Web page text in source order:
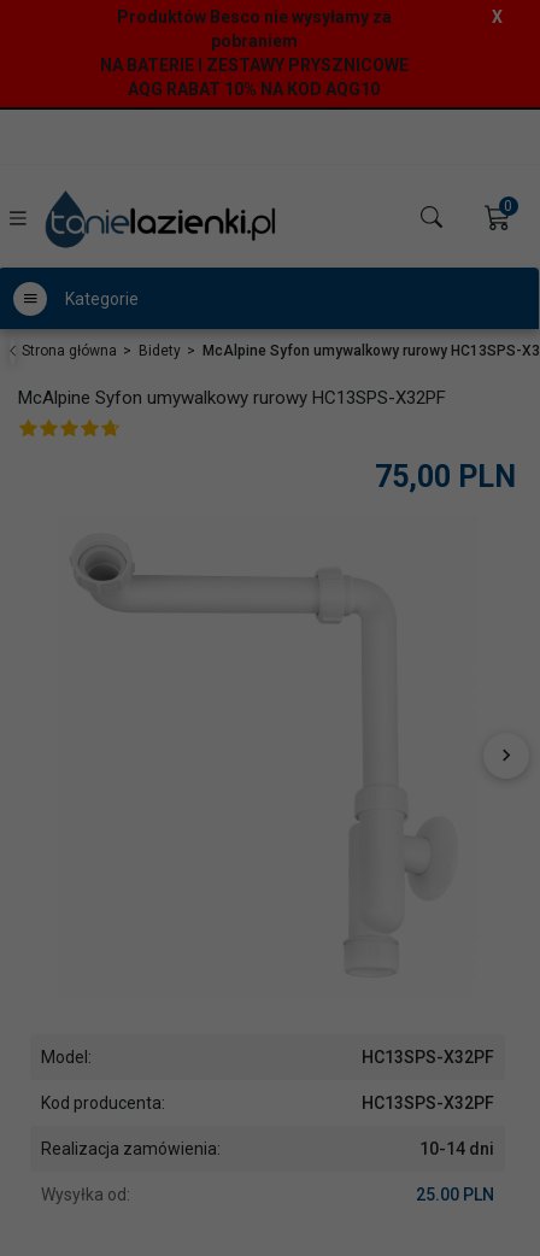
Produktów Besco nie wysyłamy za
pobraniem
NA BATERIE I ZESTAWY PRYSZNICOWE
AQG RABAT 10% NA KOD AQG10
X
0
Kategorie
Strona główna Bidety McAlpine Syfon umywalkowy rurowy HC13SPS-
McAlpine Syfon umywalkowy rurowy HC13SPS-X32PF
75,00 PLN
Model: HC13SPS-X32PF
Kod producenta: HC13SPS-X32PF
Realizacja zamówienia: 10-14 dni
Wysyłka od: 25.00 PLN